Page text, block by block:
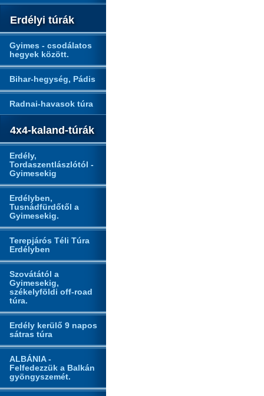
Erdélyi túrák
Gyimes - csodálatos
hegyek között.
Bihar-hegység, Pádis
Radnai-havasok túra
4x4-kaland-túrák
Erdély,
Tordaszentlászlótól -
Gyimesekig
Erdélyben,
Tusnádfürdőtől a
Gyimesekig.
Terepjárós Téli Túra
Erdélyben
Szovátától a
Gyimesekig,
székelyföldi off-road
túra.
Erdély kerülő 9 napos
sátras túra
ALBÁNIA -
Felfedezzük a Balkán
gyöngyszemét.